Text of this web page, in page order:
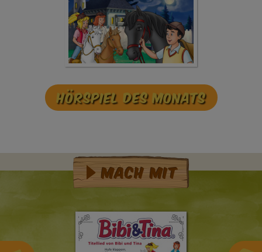
Hörspiel des Monats
Mach mit